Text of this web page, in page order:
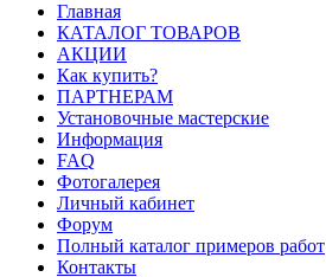
Главная
КАТАЛОГ ТОВАРОВ
АКЦИИ
Как купить?
ПАРТНЕРАМ
Установочные мастерские
Информация
FAQ
Фотогалерея
Личный кабинет
Форум
Полный каталог примеров работ
Контакты